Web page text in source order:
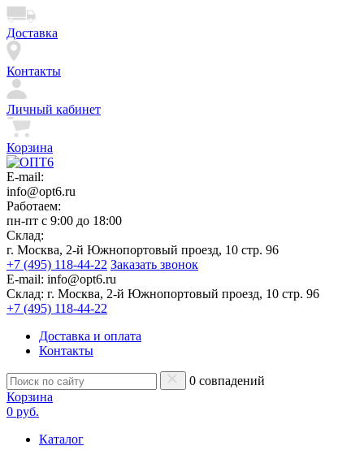
Доставка
Контакты
Личный кабинет
Корзина
E-mail:
info@opt6.ru
Работаем:
пн-пт с 9:00 до 18:00
Склад:
г. Москва, 2-й Южнопортовый проезд, 10 стр. 96
+7 (495) 118-44-22 Заказать звонок
E-mail: info@opt6.ru
Склад: г. Москва, 2-й Южнопортовый проезд, 10 стр. 96
+7 (495) 118-44-22
Доставка и оплата
Контакты
0 совпадений
Корзина
0 руб.
Каталог